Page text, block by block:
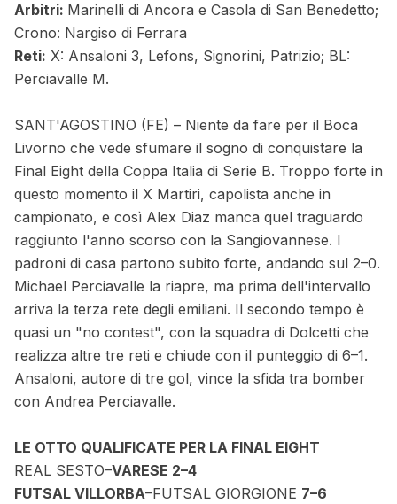
Arbitri: Marinelli di Ancora e Casola di San Benedetto;
Crono: Nargiso di Ferrara
Reti: X: Ansaloni 3, Lefons, Signorini, Patrizio; BL:
Perciavalle M.
SANT'AGOSTINO (FE) – Niente da fare per il Boca
Livorno che vede sfumare il sogno di conquistare la
Final Eight della Coppa Italia di Serie B. Troppo forte in
questo momento il X Martiri, capolista anche in
campionato, e così Alex Diaz manca quel traguardo
raggiunto l'anno scorso con la Sangiovannese. I
padroni di casa partono subito forte, andando sul 2–0.
Michael Perciavalle la riapre, ma prima dell'intervallo
arriva la terza rete degli emiliani. Il secondo tempo è
quasi un "no contest", con la squadra di Dolcetti che
realizza altre tre reti e chiude con il punteggio di 6–1.
Ansaloni, autore di tre gol, vince la sfida tra bomber
con Andrea Perciavalle.
LE OTTO QUALIFICATE PER LA FINAL EIGHT
REAL SESTO–VARESE 2–4
FUTSAL VILLORBA–FUTSAL GIORGIONE 7–6